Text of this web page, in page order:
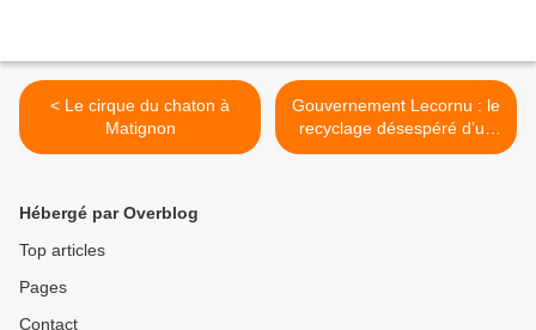
< Le cirque du chaton à
Matignon
Gouvernement Lecornu : le
recyclage désespéré d’un
macronisme à l’agonie >
Hébergé par Overblog
Top articles
Pages
Contact